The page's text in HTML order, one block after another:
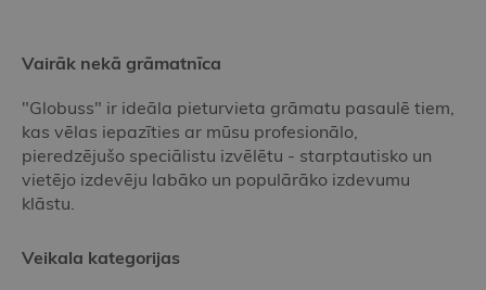
Vairāk nekā grāmatnīca
"Globuss" ir ideāla pieturvieta grāmatu pasaulē tiem,
kas vēlas iepazīties ar mūsu profesionālo,
pieredzējušo speciālistu izvēlētu - starptautisko un
vietējo izdevēju labāko un populārāko izdevumu
klāstu.
Veikala kategorijas